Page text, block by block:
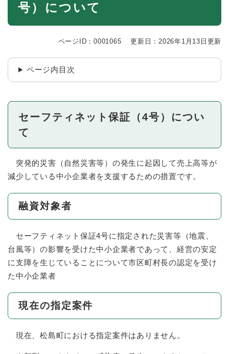
号）について
ページID：0001065 更新日：2026年1月13日更新
ページ内目次
セーフティネット保証（4号）につい
て
突発的災害（自然災害等）の発生に起因して売上高等が
減少している中小企業者を支援するための措置です。
融資対象者
セーフティネット保証4号に指定された災害等（地震、
台風等）の影響を受けた中小企業者であって、経営の安定
に支障を生じていることについて市区町村長の認定を受け
た中小企業者
現在の指定案件
現在、松島町における指定案件はありません。